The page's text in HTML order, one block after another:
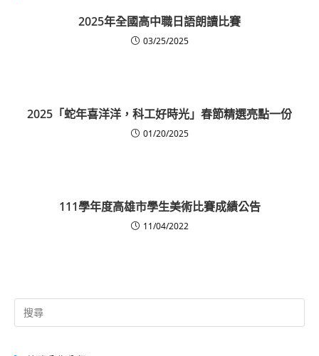
2025年全國高中職日語朗讀比賽
03/25/2025
2025「蛇年喜洋洋，科工好時光」春節精選亮點一份
01/20/2025
111學年度高雄市學生美術比賽成績公告
11/04/2022
Search
for: